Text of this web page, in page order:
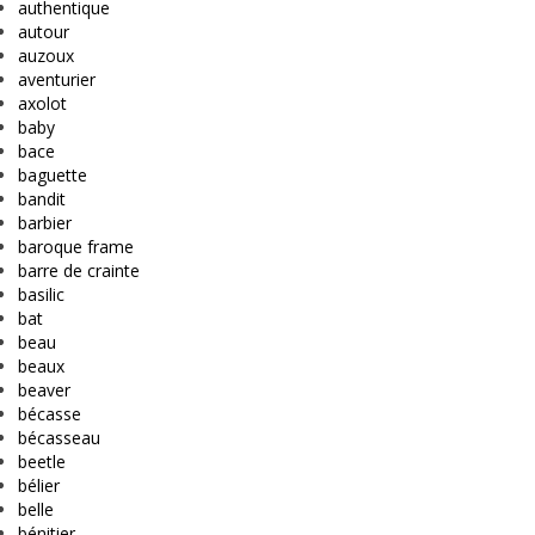
authentique
autour
auzoux
aventurier
axolot
baby
bace
baguette
bandit
barbier
baroque frame
barre de crainte
basilic
bat
beau
beaux
beaver
bécasse
bécasseau
beetle
bélier
belle